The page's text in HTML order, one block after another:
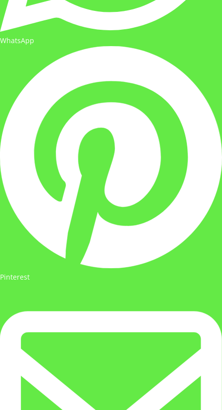
WhatsApp
Pinterest